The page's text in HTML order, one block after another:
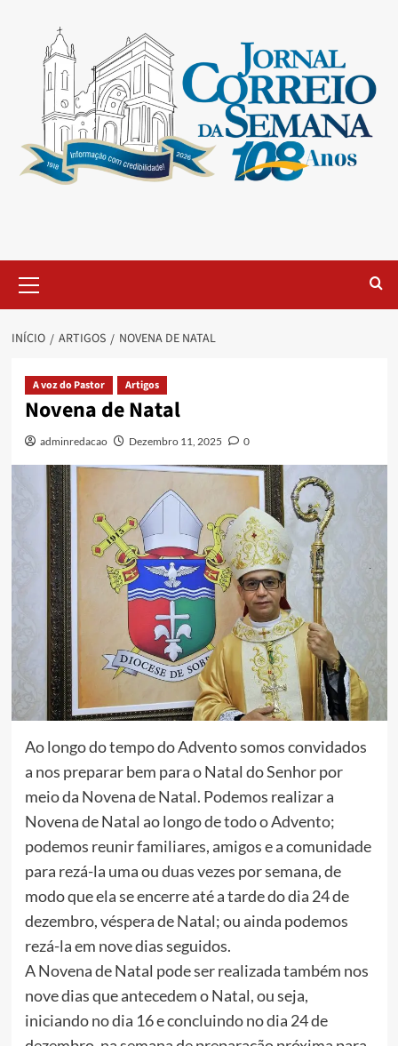
INÍCIO ARTIGOS NOVENA DE NATAL
A voz do Pastor Artigos
Novena de Natal
adminredacao Dezembro 11, 2025 0
Ao longo do tempo do Advento somos convidados
a nos preparar bem para o Natal do Senhor por
meio da Novena de Natal. Podemos realizar a
Novena de Natal ao longo de todo o Advento;
podemos reunir familiares, amigos e a comunidade
para rezá-la uma ou duas vezes por semana, de
modo que ela se encerre até a tarde do dia 24 de
dezembro, véspera de Natal; ou ainda podemos
rezá-la em nove dias seguidos.
A Novena de Natal pode ser realizada também nos
nove dias que antecedem o Natal, ou seja,
iniciando no dia 16 e concluindo no dia 24 de